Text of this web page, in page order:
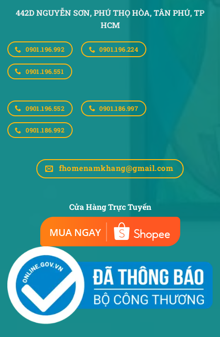
442D NGUYỄN SƠN, PHÚ THỌ HÒA,TÂN PHÚ, TP
HCM
0901.196.992 0901.196.224
0901.196.551
0901.196.552 0901.186.997
0901.186.992
fhomenamkhang@gmail.com
Cửa Hàng Trực Tuyến